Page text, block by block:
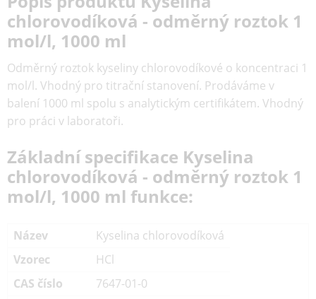
chlorovodíková - odměrný roztok 1
mol/l, 1000 ml
Odměrný roztok kyseliny chlorovodíkové o koncentraci 1
mol/l. Vhodný pro titrační stanovení. Prodáváme v
balení 1000 ml spolu s analytickým certifikátem. Vhodný
pro práci v laboratoři.
Základní specifikace Kyselina
chlorovodíková - odměrný roztok 1
mol/l, 1000 ml funkce:
Název
Kyselina chlorovodíková
Vzorec
HCl
CAS číslo
7647-01-0